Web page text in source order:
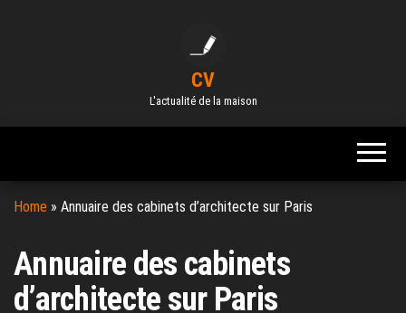
CV
L'actualité de la maison
Home » Annuaire des cabinets d’architecte sur Paris
Annuaire des cabinets
d’architecte sur Paris